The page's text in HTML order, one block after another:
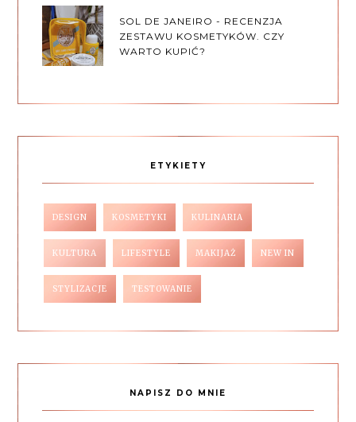
SOL DE JANEIRO - RECENZJA
ZESTAWU KOSMETYKÓW. CZY
WARTO KUPIĆ?
ETYKIETY
DESIGN KOSMETYKI KULINARIA
KULTURA LIFESTYLE MAKIJAŻ NEW IN
STYLIZACJE TESTOWANIE
NAPISZ DO MNIE